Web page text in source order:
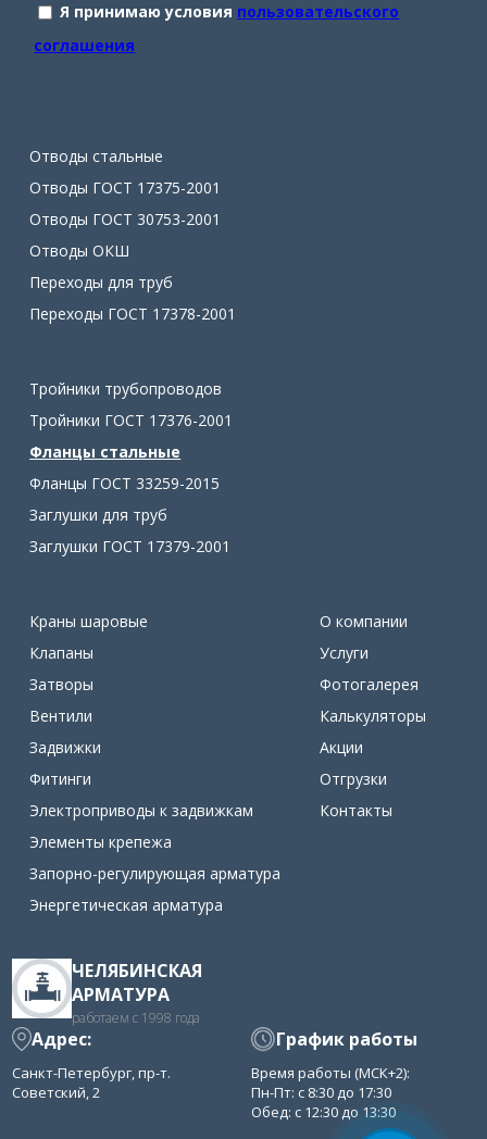
Я принимаю условия пользовательского
соглашения
Отводы стальные
Отводы ГОСТ 17375-2001
Отводы ГОСТ 30753-2001
Отводы ОКШ
Переходы для труб
Переходы ГОСТ 17378-2001
Тройники трубопроводов
Тройники ГОСТ 17376-2001
Фланцы стальные
Фланцы ГОСТ 33259-2015
Заглушки для труб
Заглушки ГОСТ 17379-2001
Краны шаровые
Клапаны
Затворы
Вентили
Задвижки
Фитинги
Электроприводы к задвижкам
Элементы крепежа
Запорно-регулирующая арматура
Энергетическая арматура
О компании
Услуги
Фотогалерея
Калькуляторы
Акции
Отгрузки
Контакты
ЧЕЛЯБИНСКАЯ
АРМАТУРА
работаем с 1998 года
Адрес:
Санкт-Петербург, пр-т.
Советский, 2
График работы
Время работы (МСК+2):
Пн-Пт: с 8:30 до 17:30
Обед: с 12:30 до 13:30